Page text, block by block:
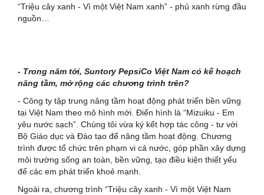
“Triệu cây xanh - Vì một Việt Nam xanh” - phủ xanh rừng đầu
nguồn…
- Trong năm tới, Suntory PepsiCo Việt Nam có kế hoạch
nâng tầm, mở rộng các chương trình trên?
- Công ty tập trung nâng tầm hoạt động phát triển bền vững
tại Việt Nam theo mô hình mới. Điển hình là “Mizuiku - Em
yêu nước sạch”. Chúng tôi vừa ký kết hợp tác công - tư với
Bộ Giáo dục và Đào tạo để nâng tầm hoạt động. Chương
trình được tổ chức trên phạm vi cả nước, góp phần xây dựng
môi trường sống an toàn, bền vững, tạo điều kiện thiết yếu
để các em phát triển khoẻ mạnh.
Ngoài ra, chương trình “Triệu cây xanh - Vì một Việt Nam